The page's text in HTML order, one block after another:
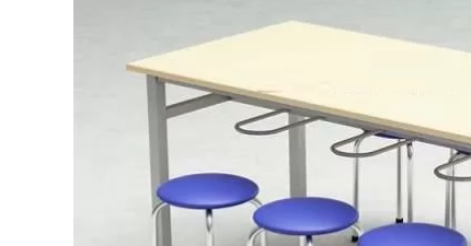
Chậu rửa bát
Ray trượt – bản lề – tay nắm cửa
Phụ kiện tủ bếp dưới
Giá để bát đĩa đa năng
Kệ để chất tẩy rửa